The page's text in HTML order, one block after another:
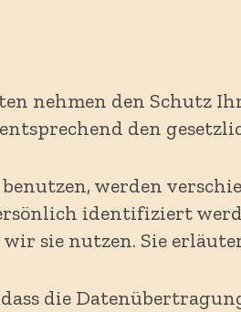
nehmen den Schutz
den
werden
identifiziert
sie nutzen. Sie
die